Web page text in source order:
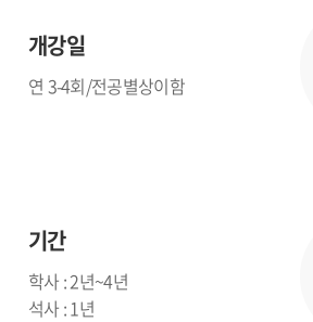
개강일
연 3-4회/전공별상이함
기간
학사 : 2년~4년
석사 : 1년